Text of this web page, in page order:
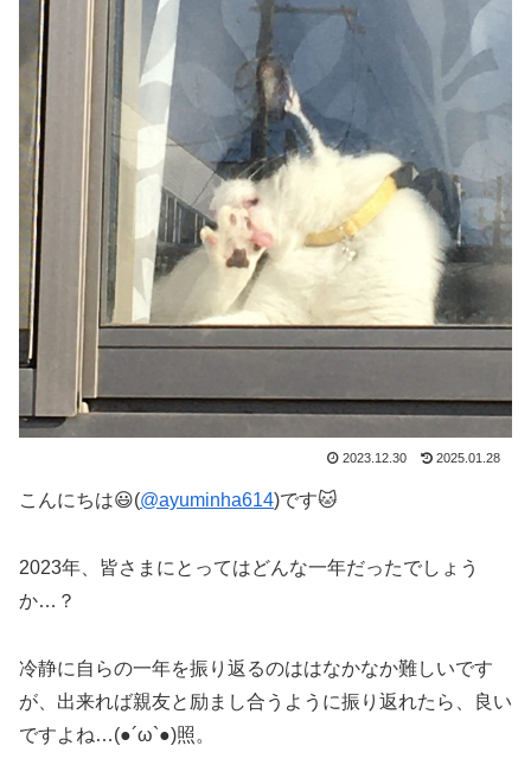
2023.12.30 2025.01.28
こんにちは😃(@ayuminha614)です🐱
2023年、皆さまにとってはどんな一年だったでしょう
か…？
冷静に自らの一年を振り返るのははなかなか難しいです
が、出来れば親友と励まし合うように振り返れたら、良い
ですよね…(●´ω`●)照。